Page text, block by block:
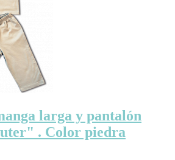
larga y pantalón
. Color piedra